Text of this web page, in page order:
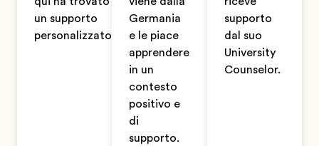
un supporto
personalizzato.
Germania
e le piace
apprendere
in un
contesto
positivo e
di
supporto.
supporto
dal suo
University
Counselor.